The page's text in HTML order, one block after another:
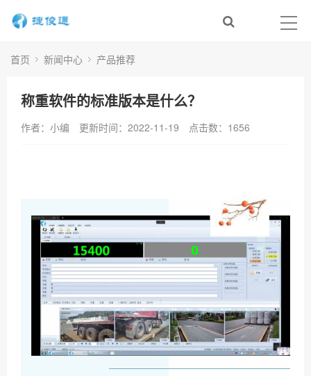
首页 新闻中心 产品推荐
称重软件的标准版本是什么？
作者：小编 更新时间：2022-11-19 点击数： 1656